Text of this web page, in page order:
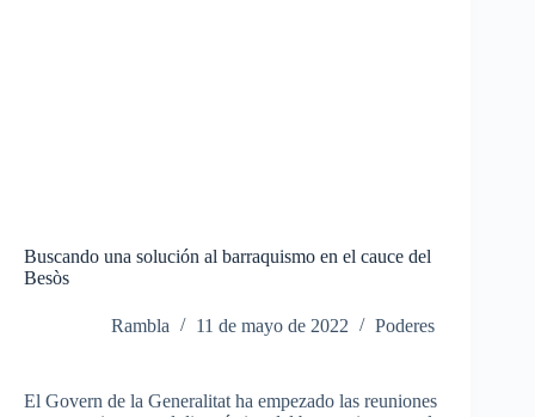
Buscando una solución al barraquismo en el cauce del
Besòs
Rambla 11 de mayo de 2022 Poderes
El Govern de la Generalitat ha empezado las reuniones